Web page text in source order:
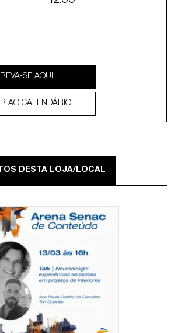
SE AQUI
AO CALENDÁRIO
DESTA LOJA/LOCAL